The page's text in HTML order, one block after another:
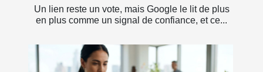
Un lien reste un vote, mais Google le lit de plus
en plus comme un signal de confiance, et ce...